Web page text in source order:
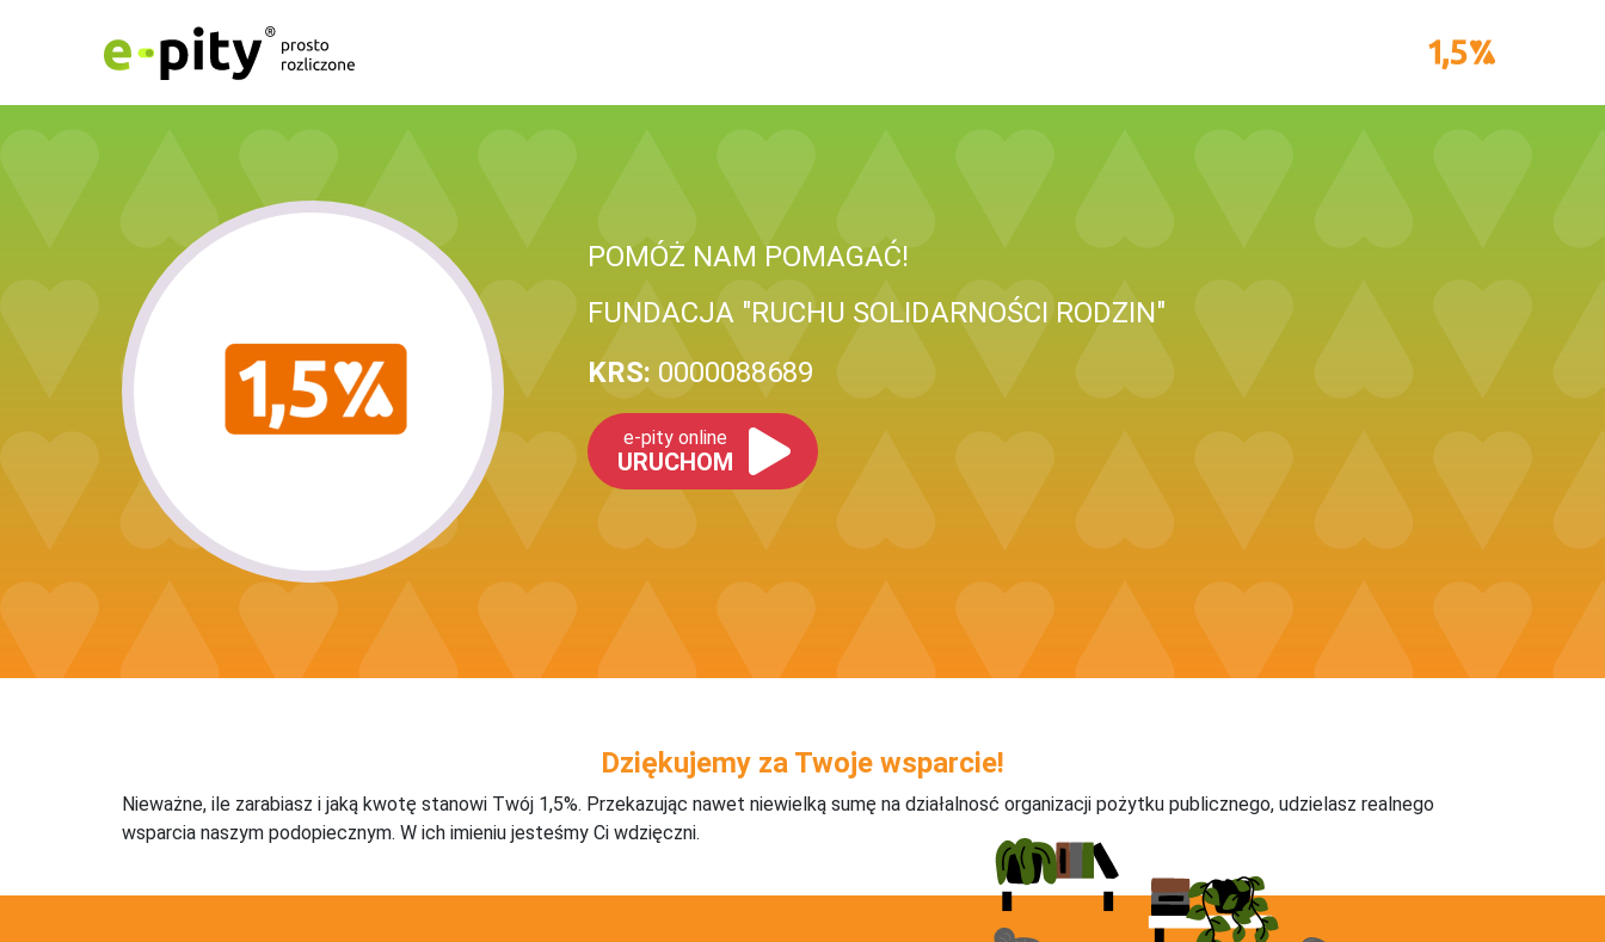
POMÓŻ NAM POMAGAĆ!
FUNDACJA "RUCHU SOLIDARNOŚCI RODZIN"
KRS: 0000088689
e-pity online
URUCHOM
Dziękujemy za Twoje wsparcie!
Nieważne, ile zarabiasz i jaką kwotę stanowi Twój 1,5%. Przekazując nawet niewielką sumę na działalnosć organizacji pożytku publicznego, udzielasz realnego
wsparcia naszym podopiecznym. W ich imieniu jesteśmy Ci wdzięczni.